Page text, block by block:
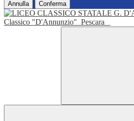
Annulla Conferma
Classico "D'Annunzio" Pescara